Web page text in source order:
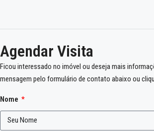
Agendar Visita
Ficou interessado no imóvel ou deseja mais
mensagem pelo formulário de contato abaixo ou
Nome